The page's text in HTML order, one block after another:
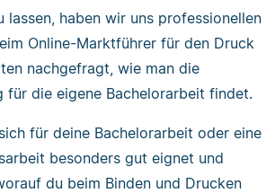
lassen, haben wir uns professionellen
Online-Marktführer für den Druck
nachgefragt, wie man die
für die eigene Bachelorarbeit findet.
für deine Bachelorarbeit oder eine
besonders gut eignet und
du beim Binden und Drucken